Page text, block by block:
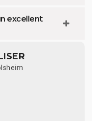
excellent